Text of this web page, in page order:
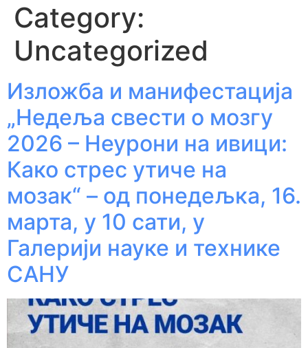
Category:
Uncategorized
Изложба и манифестација
„Недеља свести о мозгу
2026 – Неурони на ивици:
Како стрес утиче на
мозак“ – од понедељка, 16.
марта, у 10 сати, у
Галерији науке и технике
САНУ